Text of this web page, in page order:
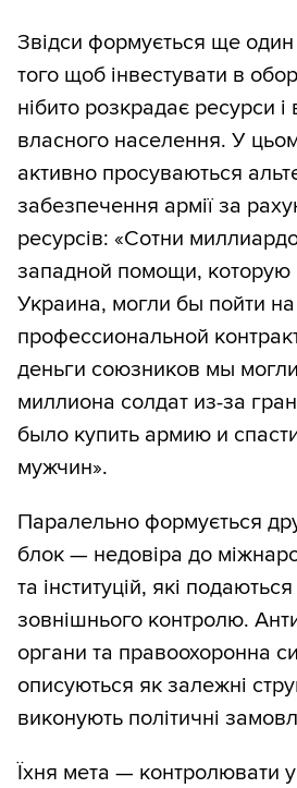
Звідси формується ще
того щоб інвестувати в
нібито розкрадає ресурси
власного населення. У
активно просуваються
забезпечення армії за
ресурсів: «Сотни
западной помощи, которую
Украина, могли бы пойти
профессиональной
деньги союзников мы
миллиона солдат из-за
было купить армию и
мужчин».
Паралельно формується
блок — недовіра до
та інституцій, які
зовнішнього контролю.
органи та правоохоронна
описуються як залежні
виконують політичні
Їхня мета — контролювати